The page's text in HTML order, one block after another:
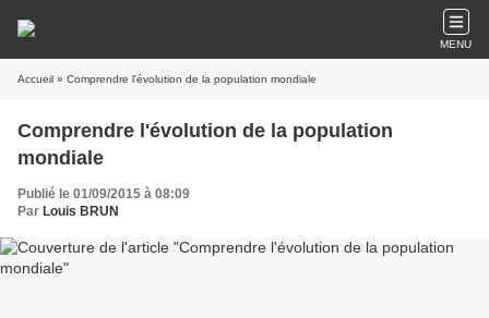
MENU
Accueil » Comprendre l'évolution de la population mondiale
Comprendre l'évolution de la population
mondiale
Publié le 01/09/2015 à 08:09
Par Louis BRUN